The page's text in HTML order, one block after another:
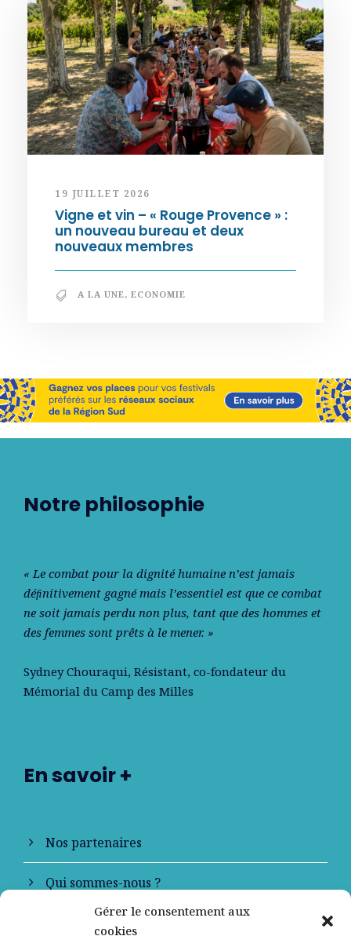
Gérer le consentement aux
cookies
19 JUILLET 2026
Vigne et vin – « Rouge Provence » :
un nouveau bureau et deux
nouveaux membres
A LA UNE, ECONOMIE
Notre philosophie
« Le combat pour la dignité humaine n’est jamais
déﬁnitivement gagné mais l’essentiel est que ce combat
ne soit jamais perdu non plus, tant que des hommes et
des femmes sont prêts à le mener. »
Sydney Chouraqui, Résistant, co-fondateur du
Mémorial du Camp des Milles
En savoir +
Nos partenaires
Qui sommes-nous ?
Contactez-nous